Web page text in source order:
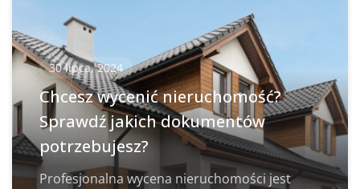
30 lipca, 2024
Chcesz wycenić nieruchomość?
Sprawdź jakich dokumentów
potrzebujesz?
Profesjonalna wycena nieruchomości jest